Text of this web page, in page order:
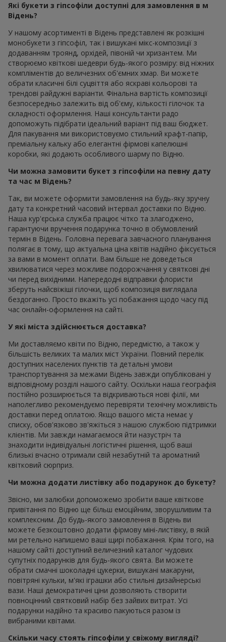
Які букети з гіпсофіли доступні для замовлення в м
Відень?
У нашому асортименті в Відень представлені як розкішні
монобукети з гіпсофіл, так і вишукані мікс-композиції з
додаванням троянд, орхідей, півоній чи хризантем. Ми
створюємо квіткові шедеври будь-якого розміру: від ніжних
компліментів до величезних об'ємних хмар. Ви можете
обрати класичні білі суцвіття або яскраві кольорові та
трендові райдужні варіанти. Фінальна вартість композиції
безпосередньо залежить від об'єму, кількості гілочок та
складності оформлення. Наші консультанти радо
допоможуть підібрати ідеальний варіант під ваш бюджет.
Для пакування ми використовуємо стильний крафт-папір,
преміальну кальку або елегантні фірмові капелюшні
коробки, які додають особливого шарму по Відню.
Чи можна замовити букет з гіпсофіли на певну дату
та час м Відень?
Так, ви можете оформити замовлення на будь-яку зручну
дату та конкретний часовий інтервал доставки по Відню.
Наша кур'єрська служба працює чітко та злагоджено,
гарантуючи вручення подарунка точно в обумовлений
термін в Відень. Головна перевага завчасного планування
полягає в тому, що актуальна ціна квітів надійно фіксується
за вами в момент оплати. Вам більше не доведеться
хвилюватися через можливе подорожчання у святкові дні
чи перед вихідними. Напередодні відправки флористи
зберуть найсвіжіші гілочки, щоб композиція виглядала
бездоганно. Просто вкажіть усі побажання щодо часу під
час онлайн-оформлення на сайті.
У які міста здійснюється доставка?
Ми доставляємо квіти по Відню, передмістю, а також у
більшість великих та малих міст України. Повний перелік
доступних населених пунктів та детальні умови
транспортування за межами Відень завжди опубліковані у
відповідному розділі нашого сайту. Оскільки наша географія
постійно розширюється та відкриваються нові філії, ми
наполегливо рекомендуємо перевіряти технічну можливість
доставки перед оплатою. Якщо вашого міста немає у
списку, обов'язково зв'яжіться з нашою службою підтримки
клієнтів. Ми завжди намагаємося йти назустріч та
знаходити індивідуальні логістичні рішення, щоб ваші
близькі вчасно отримали свій незабутній та ароматний
квітковий сюрприз.
Чи можна додати листівку або подарунок до букету?
Звісно, ми залюбки допоможемо зробити ваше квіткове
привітання по Відню ще більш емоційним, зворушливим та
комплексним. До будь-якого замовлення в Відень ви
можете безкоштовно додати фірмову міні-листівку, в якій
ми ретельно напишемо ваші щирі побажання. Крім того, на
нашому сайті доступний величезний каталог чудових
супутніх подарунків для будь-якого свята. Ви можете
обрати смачні шоколадні цукерки, вишукані макаруни,
повітряні кульки, м'які іграшки або стильні дизайнерські
вази. Наші демократичні ціни дозволяють створити
повноцінний святковий набір без зайвих витрат. Усі
подарунки надійно та красиво пакуються разом із
вибраними квітами.
Скільки часу стоять гіпсофіли у свіжому вигляді?